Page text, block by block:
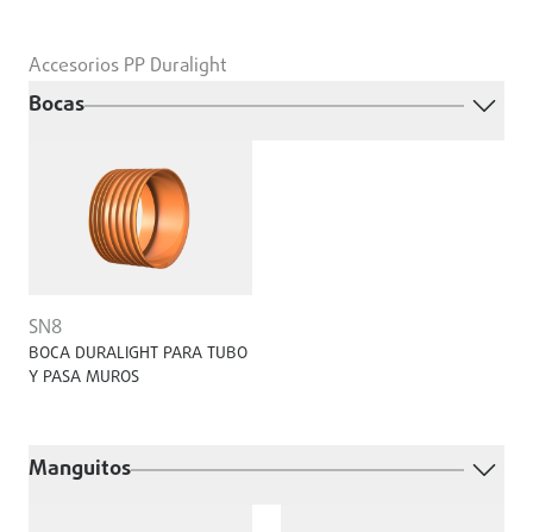
Accesorios PP Duralight
Bocas
SN8
BOCA DURALIGHT PARA TUBO
Y PASA MUROS
Manguitos